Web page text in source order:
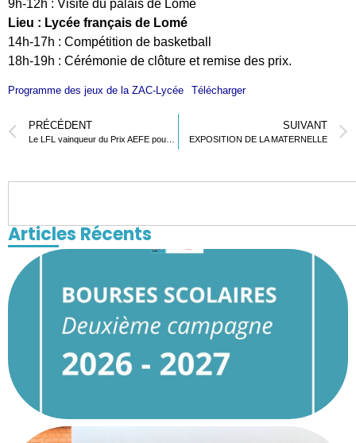
9h-12h : Visite du palais de Lomé
Lieu : Lycée français de Lomé
14h-17h : Compétition de basketball
18h-19h : Cérémonie de clôture et remise des prix.
Programme des jeux de la ZAC-Lycée Télécharger
PRÉCÉDENT SUIVANT
EXPOSITION DE LA MATERNELLE
Articles Récents